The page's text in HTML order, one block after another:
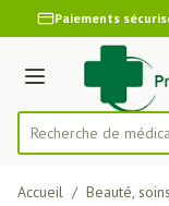
Aller au contenu
1 de 1
Paiements
Menu
Rechercher
Recherche de mé
Accueil / Beauté,